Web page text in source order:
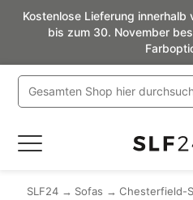
Kostenlose Lieferung innerhalb
bis zum 30. November
Navigation
SLF24 Sofas Chesterfield-